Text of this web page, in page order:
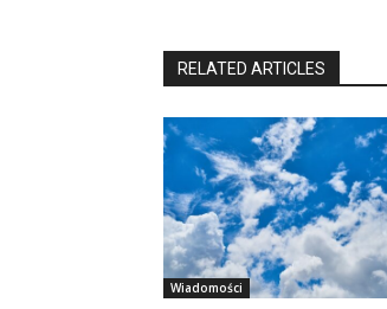
RELATED ARTICLES
Wiadomości